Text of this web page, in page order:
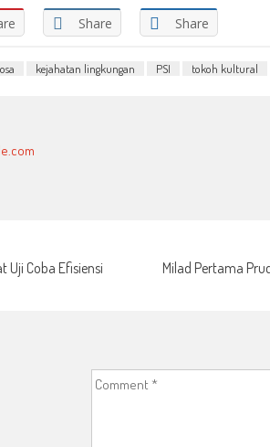
Share Share
kejahatan lingkungan PSI tokoh kultural
Uji Coba Efisiensi Milad Pertama